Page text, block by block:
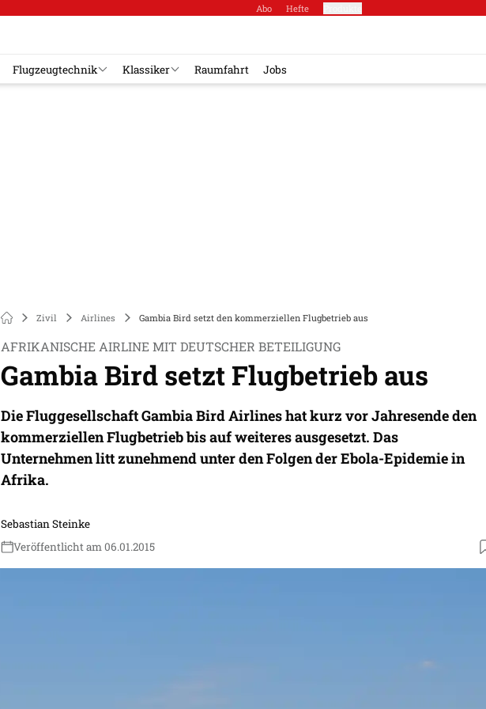
Abo Hefte
Flugzeugtechnik Klassiker Raumfahrt Jobs
Zivil Airlines Gambia Bird setzt den kommerziellen Flugbetrieb aus
AFRIKANISCHE AIRLINE MIT DEUTSCHER BETEILIGUNG
Gambia Bird setzt Flugbetrieb aus
Die Fluggesellschaft Gambia Bird Airlines hat kurz vor Jahresende den
kommerziellen Flugbetrieb bis auf weiteres ausgesetzt. Das
Unternehmen litt zunehmend unter den Folgen der Ebola-Epidemie in
Afrika.
Sebastian Steinke
Veröffentlicht am 06.01.2015